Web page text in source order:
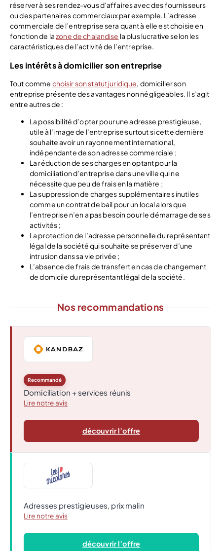
réserver à ses rendez-vous d’affaires avec des fournisseurs
ou des partenaires commerciaux par exemple. L’adresse
commerciale de l’entreprise sera quant à elle est choisie en
fonction de lazone de chalandise la plus lucrative selon les
caractéristiques de l’activité de l’entreprise.
Les intérêts à domicilier son entreprise
Tout comme choisir son statut juridique, domicilier son
entreprise présente des avantages non négligeables. Il s’agit
entre autres de :
La possibilité d’opter pour une adresse prestigieuse,
utile à l’image de l’entreprise surtout si cette dernière
souhaite avoir un rayonnement international,
indépendante de son adresse commerciale ;
La réduction de ses charges en optant pour la
domiciliation d’entreprise dans une ville qui ne
nécessite que peu de frais en la matière ;
La suppression de charges supplémentaires inutiles
comme un contrat de bail pour un local alors que
l’entreprise n’en a pas besoin pour le démarrage de ses
activités ;
La protection de l’adresse personnelle du représentant
légal de la société qui souhaite se préserver d’une
intrusion dans sa vie privée ;
L’absence de frais de transfert en cas de changement
de domicile du représentant légal de la société.
Nos recommandations
Recommandé
Domiciliation + services réunis
Lire notre avis
découvrir l’offre
Adresses prestigieuses, prix malin
Lire notre avis
découvrir l’offre